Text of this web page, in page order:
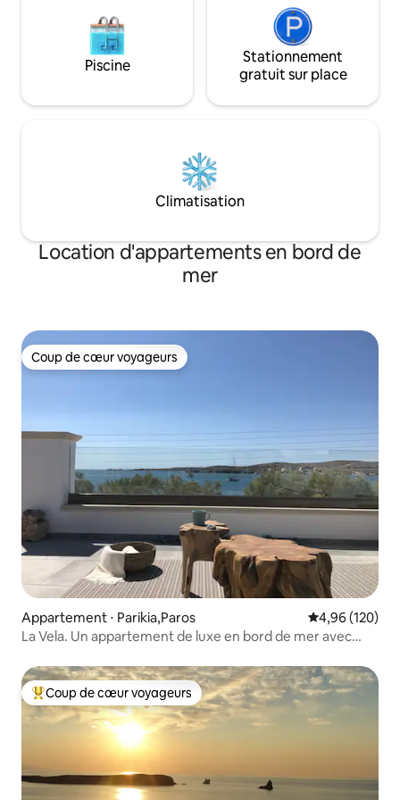
Piscine
Stationnement
gratuit sur place
Climatisation
Location d'appartements en bord de
mer
Coup de cœur voyageurs
Coup de cœur voyageurs
Appartement ⋅ Parikia,Paros Évaluation
4,96 (120)
La Vela. Un appartement de luxe en bord de mer avec
Coups de cœur voyageurs les plus appréciés
Coup de cœur voyageurs